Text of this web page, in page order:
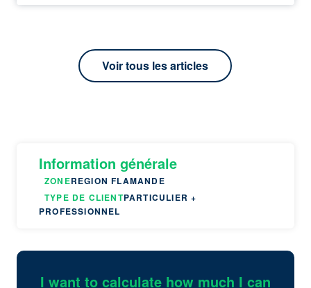
Voir tous les articles
Information générale
ZONEREGION FLAMANDE
TYPE DE CLIENTPARTICULIER +
PROFESSIONNEL
I want to calculate how much I can